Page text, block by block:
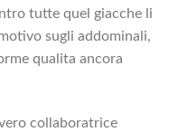
tutte quel giacche li
sugli addominali,
qualita ancora
collaboratrice